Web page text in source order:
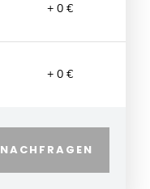
+ 0 €
+ 0 €
NACHFRAGEN